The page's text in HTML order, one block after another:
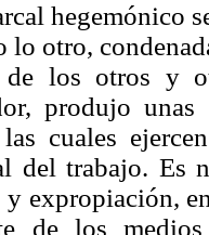
hegemónico
lo otro,
los otros y
produjo
cuales
del trabajo. Es
expropiación,
de los